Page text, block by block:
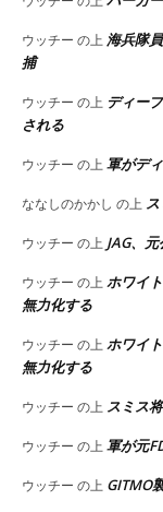
ウッチー の上 海兵隊
捕
ウッチー の上 ディー
される
ウッチー の上 軍がデ
ななしのかかし の上
ウッチー の上 JAG、
ウッチー の上 ホワイ
無力化する
ウッチー の上 ホワイ
無力化する
ウッチー の上 スミス
ウッチー の上 軍が元
ウッチー の上 GITMO